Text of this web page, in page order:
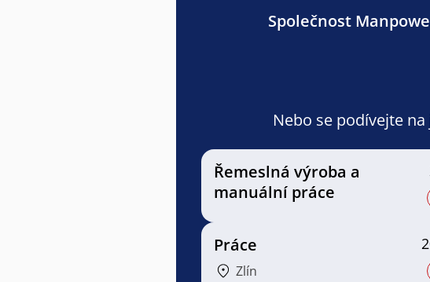
Společnost
Nebo se podívejte
Řemeslná výroba a
manuální práce
Práce
Zlín